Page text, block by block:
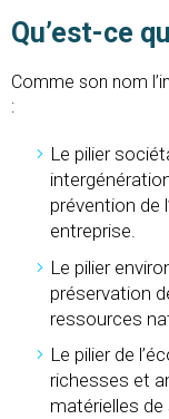
Qu’est-ce
Comme son nom
:
Le pilier
prévention de
entreprise.
Le pilier
préservation
ressources
Le pilier de
richesses et
matérielles